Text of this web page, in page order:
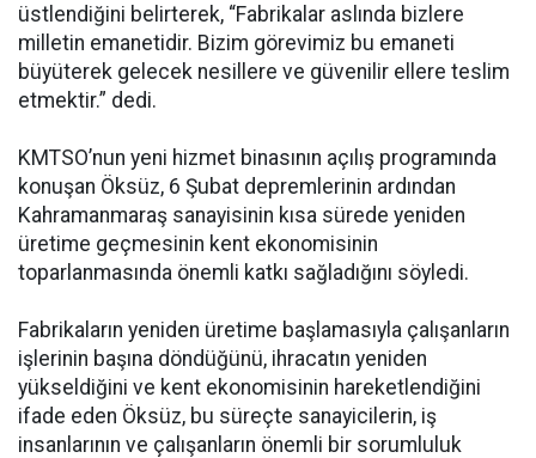
üstlendiğini belirterek, “Fabrikalar aslında bizlere
milletin emanetidir. Bizim görevimiz bu emaneti
büyüterek gelecek nesillere ve güvenilir ellere teslim
etmektir.” dedi.
KMTSO’nun yeni hizmet binasının açılış programında
konuşan Öksüz, 6 Şubat depremlerinin ardından
Kahramanmaraş sanayisinin kısa sürede yeniden
üretime geçmesinin kent ekonomisinin
toparlanmasında önemli katkı sağladığını söyledi.
Fabrikaların yeniden üretime başlamasıyla çalışanların
işlerinin başına döndüğünü, ihracatın yeniden
yükseldiğini ve kent ekonomisinin hareketlendiğini
ifade eden Öksüz, bu süreçte sanayicilerin, iş
insanlarının ve çalışanların önemli bir sorumluluk